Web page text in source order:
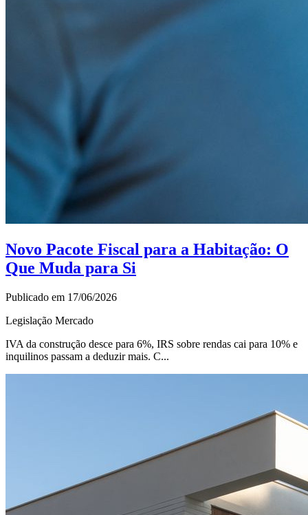
Novo Pacote Fiscal para a Habitação: O
Que Muda para Si
Publicado em 17/06/2026
Legislação Mercado
IVA da construção desce para 6%, IRS sobre rendas cai para 10% e
inquilinos passam a deduzir mais. C...